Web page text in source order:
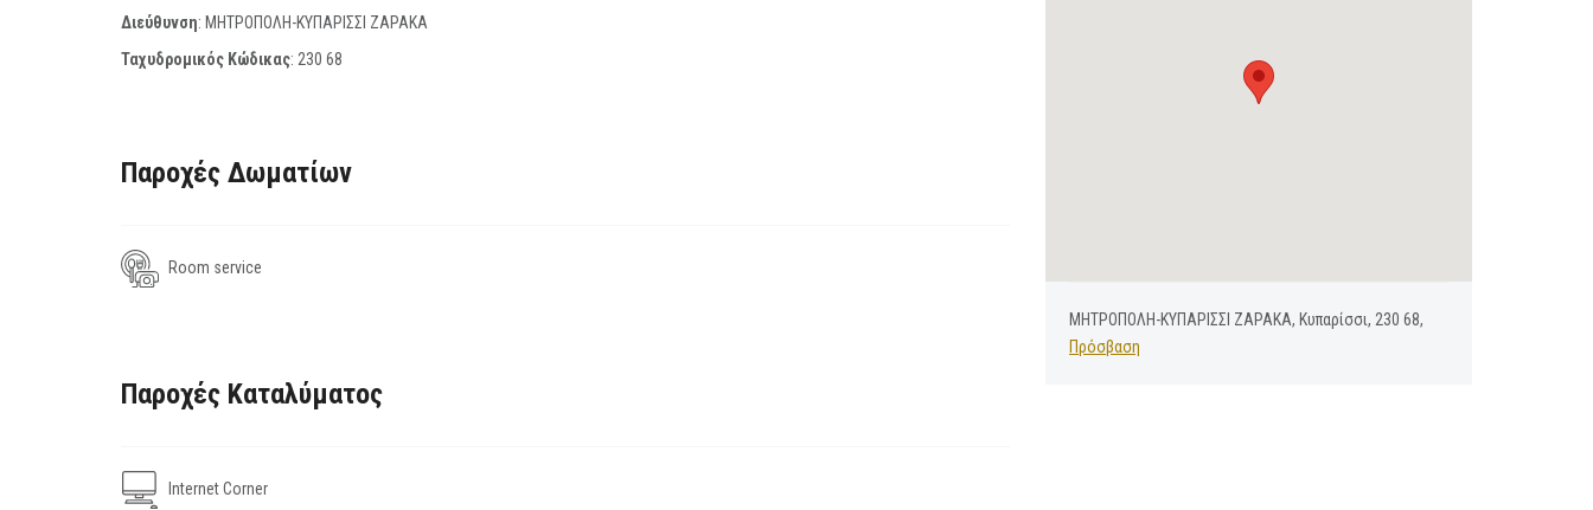
Διεύθυνση: ΜΗΤΡΟΠΟΛΗ-ΚΥΠΑΡΙΣΣΙ ΖΑΡΑΚΑ
Ταχυδρομικός Κώδικας: 230 68
Παροχές Δωματίων
Room service
Παροχές Καταλύματος
Internet Corner
ΜΗΤΡΟΠΟΛΗ-ΚΥΠΑΡΙΣΣΙ ΖΑΡΑΚΑ, Κυπαρίσσι, 230 68,
Πρόσβαση